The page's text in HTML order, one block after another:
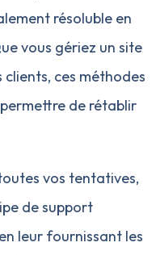
résoluble en
vous gériez un site
clients, ces méthodes
de rétablir
vos tentatives,
de support
leur fournissant les